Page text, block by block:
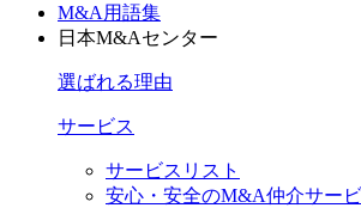
M&A用語集
日本M&Aセンター
選ばれる理由
サービス
サービスリスト
安心・安全のM&A仲介サー